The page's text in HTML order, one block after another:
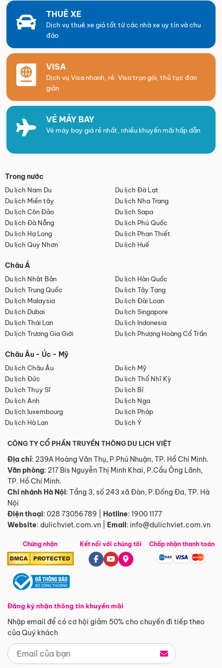
THUÊ XE
Dịch vụ thuê xe giá tốt từ các nhà xe uy tín và chu
đáo
VISA
Dịch vụ Visa nhanh, rẻ. Visa trọn gói, thủ tục đơn
giản
VÉ MÁY BAY
Vé máy bay giá rẻ nhất, nhiều khuyến mãi hấp dẫn
Trong nước
Du lịch Nam Du
Du lịch Đà Lạt
Du lịch Miền tây
Du lịch Nha Trang
Du lịch Côn Đảo
Du lịch Sapa
Du lịch Đà Nẵng
Du lịch Phú Quốc
Du lịch Hạ Long
Du lịch Phan Thiết
Du lịch Quy Nhơn
Du lịch Huế
Châu Á
Du lịch Nhật Bản
Du lịch Hàn Quốc
Du lịch Trung Quốc
Du lịch Tây Tạng
Du lịch Malaysia
Du lịch Đài Loan
Du lịch Dubai
Du lịch Singapore
Du lịch Thái Lan
Du lịch Indonesia
Du lịch Trương Gia Giới
Du lịch Phượng Hoàng Cổ Trấn
Châu Âu - Úc - Mỹ
Du lịch Châu Âu
Du lịch Mỹ
Du lịch Đức
Du lịch Thổ Nhĩ Kỳ
Du lịch Thụy Sĩ
Du lịch Bỉ
Du lịch Anh
Du lịch Nga
Du lịch luxembourg
Du lịch Pháp
Du lịch Hà Lan
Du lịch Ý
CÔNG TY CỔ PHẦN TRUYỀN THÔNG DU LỊCH VIỆT
Địa chỉ: 239A Hoàng Văn Thụ, P.Phú Nhuận, TP. Hồ Chí Minh.
Văn phòng: 217 Bis Nguyễn Thị Minh Khai, P.Cầu Ông Lãnh,
TP. Hồ Chí Minh.
Chi nhánh Hà Nội: Tầng 3, số 243 xã Đàn, P.Đống Đa, TP. Hà
Nội
Điện thoại: 028 73056789 Hotline: 1900 1177
Website: dulichviet.com.vn Email: info@dulichviet.com.vn
Chứng nhận
Đăng ký nhận thông tin khuyến mãi
Nhập email để có cơ hội giảm 50% cho chuyến đi tiếp theo
của Quý khách
Kết nối với chúng tôi Chấp nhận thanh toán